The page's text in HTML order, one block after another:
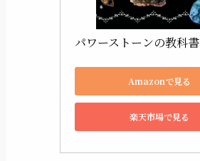
パワーストーンの教科書
Amazonで見る
楽天市場で見る